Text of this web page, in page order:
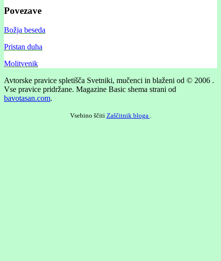
Povezave
Božja beseda
Pristan duha
Molitvenik
Avtorske pravice spletišča Svetniki, mučenci in blaženi od © 2006 .
Vse pravice pridržane. Magazine Basic shema strani od
bavotasan.com.
Vsebino ščiti Zaščitnik bloga